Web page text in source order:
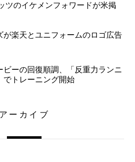
ツのイケメンフォワードが米掲
が楽天とユニフォームのロゴ広告
ビーの回復順調、「反重力ランニ
でトレーニング開始
アーカイブ